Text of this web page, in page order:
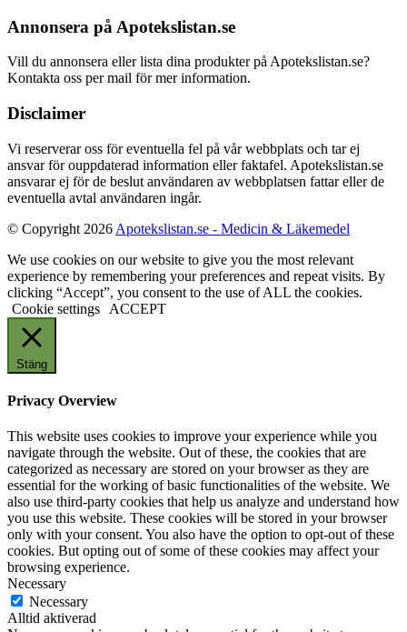
Annonsera på Apotekslistan.se
Vill du annonsera eller lista dina produkter på Apotekslistan.se?
Kontakta oss per mail för mer information.
Disclaimer
Vi reserverar oss för eventuella fel på vår webbplats och tar ej
ansvar för ouppdaterad information eller faktafel. Apotekslistan.se
ansvarar ej för de beslut användaren av webbplatsen fattar eller de
eventuella avtal användaren ingår.
© Copyright 2026 Apotekslistan.se - Medicin & Läkemedel
We use cookies on our website to give you the most relevant
experience by remembering your preferences and repeat visits. By
clicking “Accept”, you consent to the use of ALL the cookies.
Cookie settings
ACCEPT
Stäng
Privacy Overview
This website uses cookies to improve your experience while you
navigate through the website. Out of these, the cookies that are
categorized as necessary are stored on your browser as they are
essential for the working of basic functionalities of the website. We
also use third-party cookies that help us analyze and understand how
you use this website. These cookies will be stored in your browser
only with your consent. You also have the option to opt-out of these
cookies. But opting out of some of these cookies may affect your
browsing experience.
Necessary
Necessary
Alltid aktiverad